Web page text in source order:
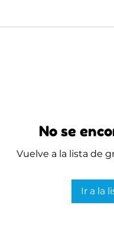
No se
Vuelve a la lista de
Ir a la